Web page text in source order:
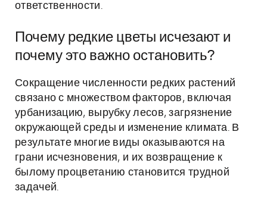
ответственности.
Почему редкие цветы исчезают и
почему это важно остановить?
Сокращение численности редких растений
связано с множеством факторов, включая
урбанизацию, вырубку лесов, загрязнение
окружающей среды и изменение климата. В
результате многие виды оказываются на
грани исчезновения, и их возвращение к
былому процветанию становится трудной
задачей.